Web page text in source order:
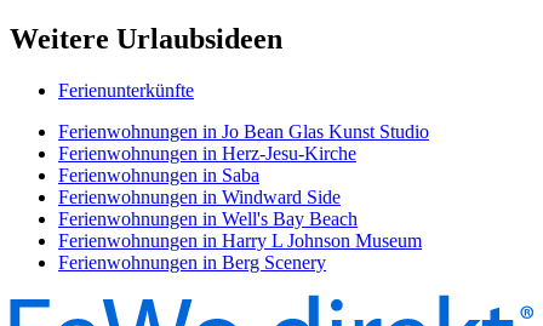
Weitere Urlaubsideen
Ferienunterkünfte
Ferienwohnungen in Jo Bean Glas Kunst Studio
Ferienwohnungen in Herz-Jesu-Kirche
Ferienwohnungen in Saba
Ferienwohnungen in Windward Side
Ferienwohnungen in Well's Bay Beach
Ferienwohnungen in Harry L Johnson Museum
Ferienwohnungen in Berg Scenery